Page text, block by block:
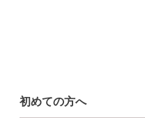
初めての方へ